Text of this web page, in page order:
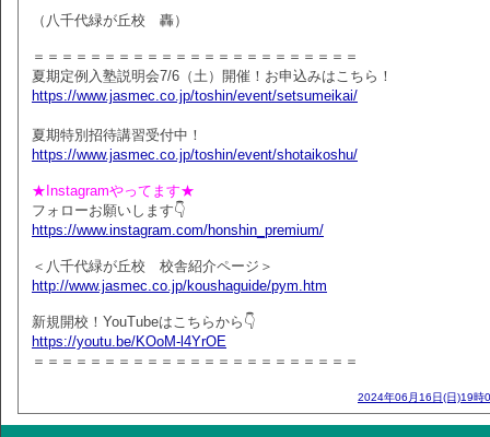
（八千代緑が丘校 轟）
＝＝＝＝＝＝＝＝＝＝＝＝＝＝＝＝＝＝＝＝＝＝＝
夏期定例入塾説明会7/6（土）開催！お申込みはこちら！
https://www.jasmec.co.jp/toshin/event/setsumeikai/
夏期特別招待講習受付中！
https://www.jasmec.co.jp/toshin/event/shotaikoshu/
★Instagramやってます★
フォローお願いします👇
https://www.instagram.com/honshin_premium/
＜八千代緑が丘校 校舎紹介ページ＞
http://www.jasmec.co.jp/koushaguide/pym.htm
新規開校！YouTubeはこちらから👇
https://youtu.be/KOoM-l4YrOE
＝＝＝＝＝＝＝＝＝＝＝＝＝＝＝＝＝＝＝＝＝＝＝
2024年06月16日(日)19時